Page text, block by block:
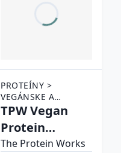
PROTEÍNY >
VEGÁNSKE A
RASTLINNÉ
PROTEÍNY >
VIACZLOŽKOVÉ
VEGÁNSKE PROTEÍNY
TPW Vegan
Protein
Extreme
The Protein Works